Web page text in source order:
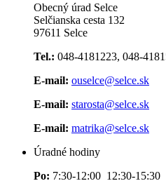
Obecný úrad Selce
Selčianska cesta 132
97611 Selce
Tel.: 048-4181223, 048-
E-mail: ouselce@selce.sk
E-mail: starosta@selce.sk
E-mail: matrika@selce.sk
Úradné hodiny
Po: 7:30-12:00 12:30-15:30